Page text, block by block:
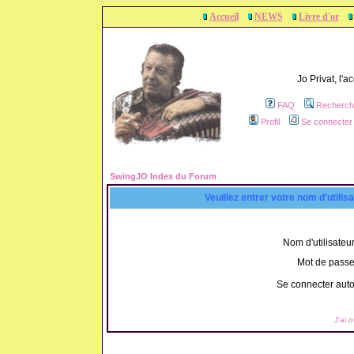
Accueil NEWS Livre d'or
Jo Privat,
FAQ
Profil
Se
SwingJO Index du Forum
Veuillez entrer votre nom
Nom
Mot de
Se connecter
J'ai